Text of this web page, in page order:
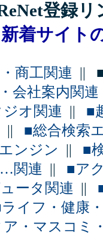
ReNet登録
着サイト
商工関連 ||
会社案内関連
オ関連 || ■
|| ■総合検索
ンジン
|| ■
関連 || ■ア
ータ関連 ||
イフ・健康
・マスコミ